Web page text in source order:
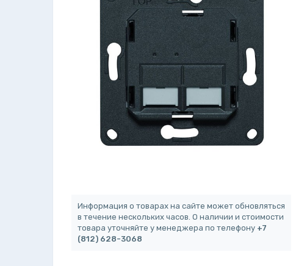
Информация о товарах на сайте может обновляться
в течение нескольких часов. О наличии и стоимости
товара уточняйте у менеджера по телефону +7
(812) 628-3068